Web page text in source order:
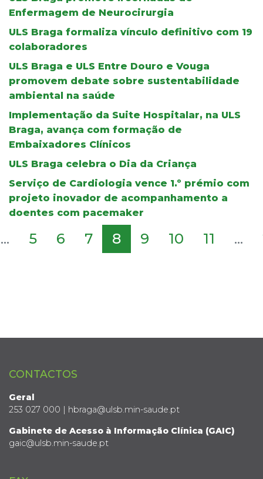
Enfermagem de Neurocirurgia
ULS Braga formaliza vínculo definitivo com 19
colaboradores
ULS Braga e ULS Entre Douro e Vouga
promovem debate sobre sustentabilidade
ambiental na saúde
Implementação da Suite Hospitalar, na ULS
Braga, avança com formação de
Embaixadores Clínicos
ULS Braga celebra o Dia da Criança
Serviço de Cardiologia vence 1.º prémio com
projeto inovador de acompanhamento a
doentes com pacemaker
... 5 6 7 8 9 10 11 ...
CONTACTOS
Geral
253 027 000 | hbraga@ulsb.min-saude.pt
Gabinete de Acesso à Informação Clínica (GAIC)
gaic@ulsb.min-saude.pt